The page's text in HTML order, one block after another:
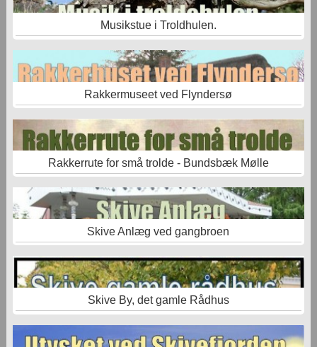
Musikstue i Troldhulen.
Rakkermuseet ved Flyndersø
Rakkerrute for små trolde - Bundsbæk Mølle
Skive Anlæg ved gangbroen
Skive By, det gamle Rådhus